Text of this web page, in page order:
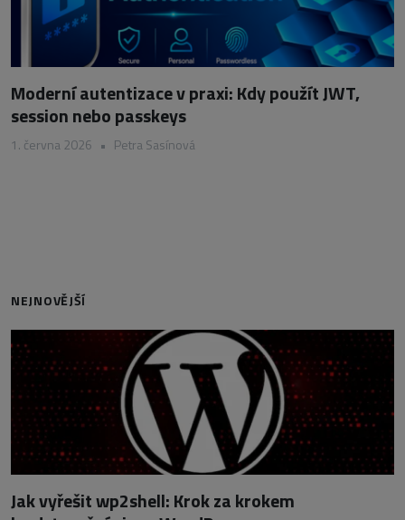
Moderní autentizace v praxi: Kdy použít JWT,
session nebo passkeys
1. června 2026 • Petra Sasínová
NEJNOVĚJŠÍ
Jak vyřešit wp2shell: Krok za krokem